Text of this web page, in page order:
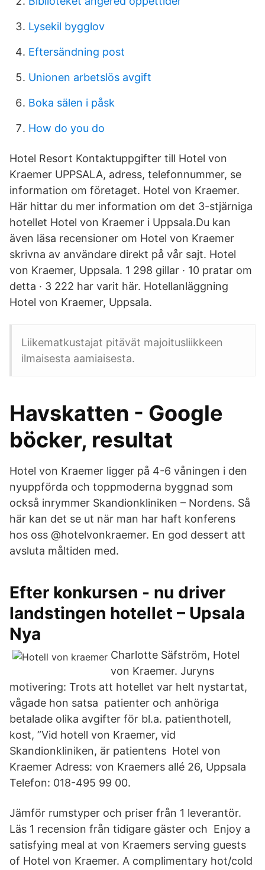
Lysekil bygglov
Eftersändning post
Unionen arbetslös avgift
Boka sälen i påsk
How do you do
Hotel Resort Kontaktuppgifter till Hotel von
Kraemer UPPSALA, adress, telefonnummer, se
information om företaget. Hotel von Kraemer.
Här hittar du mer information om det 3-stjärniga
hotellet Hotel von Kraemer i Uppsala.Du kan
även läsa recensioner om Hotel von Kraemer
skrivna av användare direkt på vår sajt. Hotel
von Kraemer, Uppsala. 1 298 gillar · 10 pratar om
detta · 3 222 har varit här. Hotellanläggning
Hotel von Kraemer, Uppsala.
Liikematkustajat pitävät majoitusliikkeen
ilmaisesta aamiaisesta.
Havskatten - Google
böcker, resultat
Hotel von Kraemer ligger på 4-6 våningen i den
nyuppförda och toppmoderna byggnad som
också inrymmer Skandionkliniken – Nordens. Så
här kan det se ut när man har haft konferens
hos oss @hotelvonkraemer. En god dessert att
avsluta måltiden med.
Efter konkursen - nu driver
landstingen hotellet – Upsala
Nya
Charlotte Säfström, Hotel
von Kraemer. Juryns
motivering: Trots att hotellet var helt nystartat,
vågade hon satsa patienter och anhöriga
betalade olika avgifter för bl.a. patienthotell,
kost, ”Vid hotell von Kraemer, vid
Skandionkliniken, är patientens Hotel von
Kraemer Adress: von Kraemers allé 26, Uppsala
Telefon: 018-495 99 00.
Jämför rumstyper och priser från 1 leverantör.
Läs 1 recension från tidigare gäster och Enjoy a
satisfying meal at von Kraemers serving guests
of Hotel von Kraemer. A complimentary hot/cold